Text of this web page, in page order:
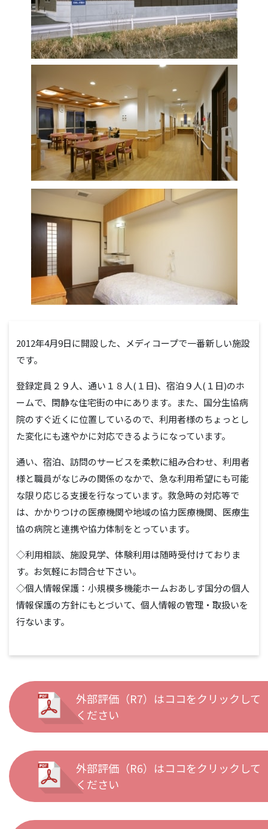
2012年4月9日に開設した、メディコープで一番新しい施設
です。
登録定員２９人、通い１８人(１日)、宿泊９人(１日)のホ
ームで、閑静な住宅街の中にあります。また、国分生協病
院のすぐ近くに位置しているので、利用者様のちょっとし
た変化にも速やかに対応できるようになっています。
通い、宿泊、訪問のサービスを柔軟に組み合わせ、利用者
様と職員がなじみの関係のなかで、急な利用希望にも可能
な限り応じる支援を行なっています。救急時の対応等で
は、かかりつけの医療機関や地域の協力医療機関、医療生
協の病院と連携や協力体制をとっています。
◇利用相談、施設見学、体験利用は随時受付けておりま
す。お気軽にお問合せ下さい。
◇個人情報保護：小規模多機能ホームおあしす国分の個人
情報保護の方針にもとづいて、個人情報の管理・取扱いを
行ないます。
外部評価（R7）はココをクリックして
ください
外部評価（R6）はココをクリックして
ください